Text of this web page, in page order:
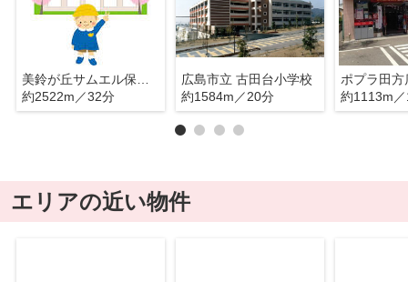
約2522m／32分
広島市立 古田台小学校
約1584m／20分
ポプラ田方
約1113m
エリアの近い物件